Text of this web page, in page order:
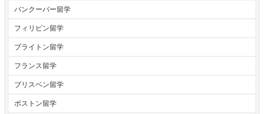
バンクーバー留学
フィリピン留学
ブライトン留学
フランス留学
ブリスベン留学
ボストン留学